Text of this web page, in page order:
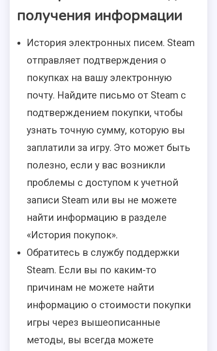
получения информации
История электронных писем. Steam
отправляет подтверждения о
покупках на вашу электронную
почту. Найдите письмо от Steam с
подтверждением покупки, чтобы
узнать точную сумму, которую вы
заплатили за игру. Это может быть
полезно, если у вас возникли
проблемы с доступом к учетной
записи Steam или вы не можете
найти информацию в разделе
«История покупок».
Обратитесь в службу поддержки
Steam. Если вы по каким-то
причинам не можете найти
информацию о стоимости покупки
игры через вышеописанные
методы, вы всегда можете